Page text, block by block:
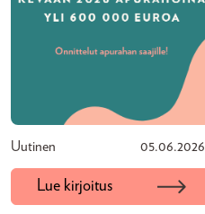
Uutinen 05.06.2026
Lue kirjoitus